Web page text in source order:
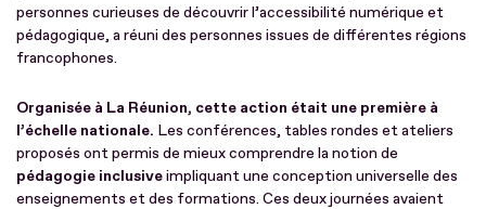
personnes curieuses de découvrir l’accessibilité numérique et
pédagogique, a réuni des personnes issues de différentes régions
francophones.
Organisée à La Réunion, cette action était une première à
l’échelle nationale. Les conférences, tables rondes et ateliers
proposés ont permis de mieux comprendre la notion de
pédagogie inclusiveimpliquant une conception universelle des
enseignements et des formations. Ces deux journées avaient